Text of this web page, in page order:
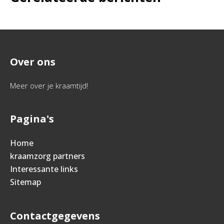
Over ons
Meer over je kraamtijd!
Pagina's
Home
kraamzorg partners
Interessante links
Sitemap
Contactgegevens